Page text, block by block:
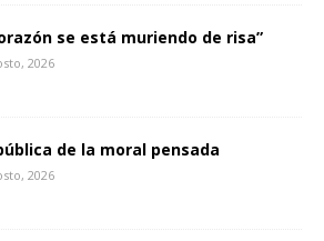
se está muriendo de risa”
2026
de la moral pensada
2026